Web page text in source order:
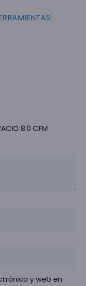
8.0 CFM
y web en